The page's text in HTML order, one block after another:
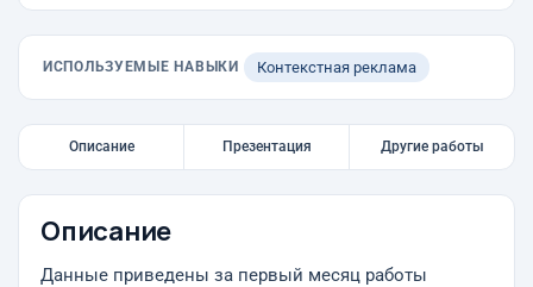
ИСПОЛЬЗУЕМЫЕ НАВЫКИ Контекстная реклама
Описание Презентация Другие работы
Описание
Данные приведены за первый месяц работы